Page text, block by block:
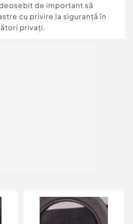
de important să
cu privire la siguranță în
privați.